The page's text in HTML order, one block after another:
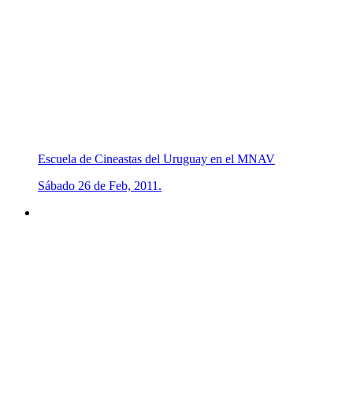
Escuela de Cineastas del Uruguay en el MNAV
Sábado 26 de Feb, 2011.